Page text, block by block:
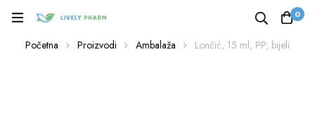
0
Početna Proizvodi Ambalaža Lončić, 15 ml, PP, bijeli